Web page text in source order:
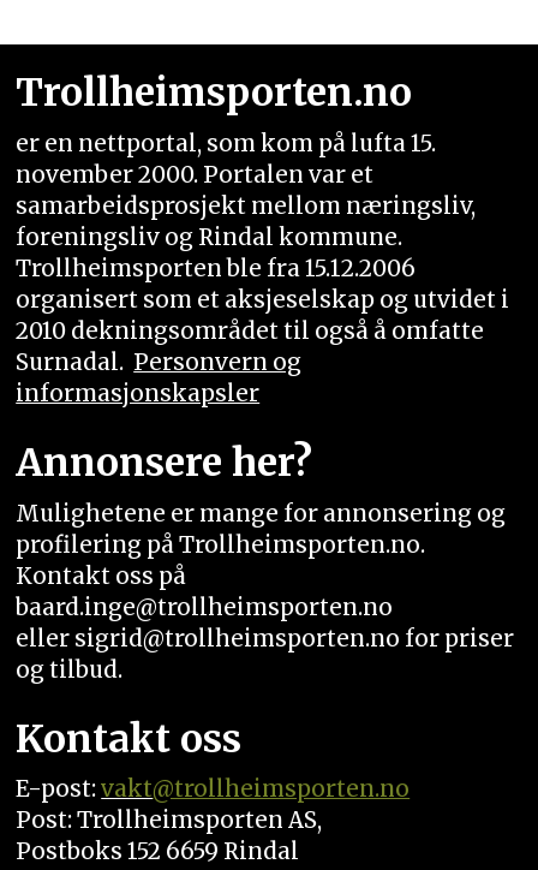
Trollheimsporten.no
er en nettportal, som kom på lufta 15.
november 2000. Portalen var et
samarbeidsprosjekt mellom næringsliv,
foreningsliv og Rindal kommune.
Trollheimsporten ble fra 15.12.2006
organisert som et aksjeselskap og utvidet i
2010 dekningsområdet til også å omfatte
Surnadal. Personvern og
informasjonskapsler
Annonsere her?
Mulighetene er mange for annonsering og
profilering på Trollheimsporten.no.
Kontakt oss på
baard.inge@trollheimsporten.no
eller sigrid@trollheimsporten.no for priser
og tilbud.
Kontakt oss
E-post:vakt@trollheimsporten.no
Post: Trollheimsporten AS,
Postboks 152 6659 Rindal